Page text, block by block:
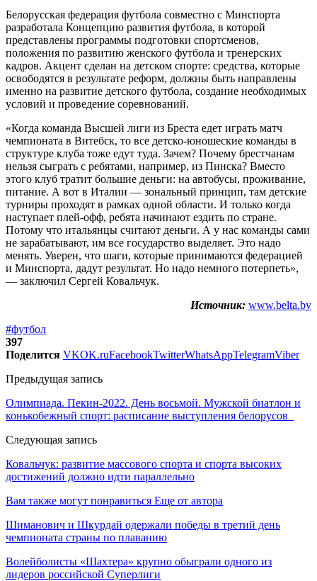
Белорусская федерация футбола совместно с Минспорта
разработала Концепцию развития футбола, в которой
представлены программы подготовки спортсменов,
положения по развитию женского футбола и тренерских
кадров. Акцент сделан на детском спорте: средства, которые
освободятся в результате реформ, должны быть направлены
именно на развитие детского футбола, создание необходимых
условий и проведение соревнований.
«Когда команда Высшей лиги из Бреста едет играть матч
чемпионата в Витебск, то все детско-юношеские команды в
структуре клуба тоже едут туда. Зачем? Почему брестчанам
нельзя сыграть с ребятами, например, из Пинска? Вместо
этого клуб тратит большие деньги: на автобусы, проживание,
питание. А вот в Италии — зональный принцип, там детские
турниры проходят в рамках одной области. И только когда
наступает плей-офф, ребята начинают ездить по стране.
Потому что итальянцы считают деньги. А у нас команды сами
не зарабатывают, им все государство выделяет. Это надо
менять. Уверен, что шаги, которые принимаются федерацией
и Минспорта, дадут результат. Но надо немного потерпеть»,
— заключил Сергей Ковальчук.
Источник: www.belta.by
#футбол
397
Поделится VKOK.ruFacebookTwitterWhatsAppTelegramViber
Предыдущая запись
Олимпиада. Пекин-2022. День восьмой. Мужской биатлон и
конькобежный спорт: расписание выступления белорусов
Следующая запись
Ковальчук: развитие массового спорта и спорта высоких
достижений должно идти параллельно
Вам также могут понравиться Еще от автора
Шиманович и Шкурдай одержали победы в третий день
чемпионата страны по плаванию
Волейболисты «Шахтера» крупно обыграли одного из
лидеров российской Суперлиги